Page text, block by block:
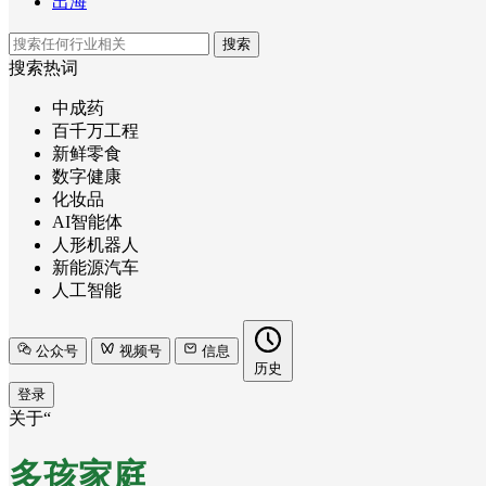
搜索
搜索热词
中成药
百千万工程
新鲜零食
数字健康
化妆品
AI智能体
人形机器人
新能源汽车
人工智能
公众号 视频号
信息
历史
登录
关于“
多孩家庭